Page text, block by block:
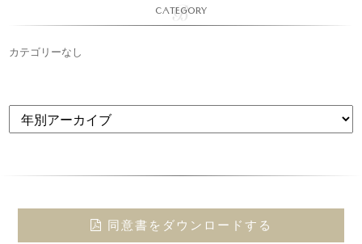
CATEGORY
カテゴリーなし
同意書をダウンロードする